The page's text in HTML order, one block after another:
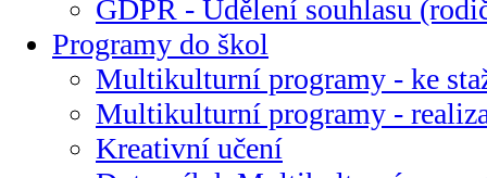
GDPR - Udělení souhlasu
Programy do škol
Multikulturní programy - ke
Multikulturní programy -
Kreativní učení